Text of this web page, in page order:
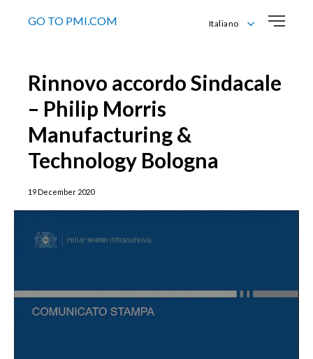
GO TO PMI.COM
Italiano
Rinnovo accordo Sindacale
– Philip Morris
Manufacturing &
Technology Bologna
19 December 2020